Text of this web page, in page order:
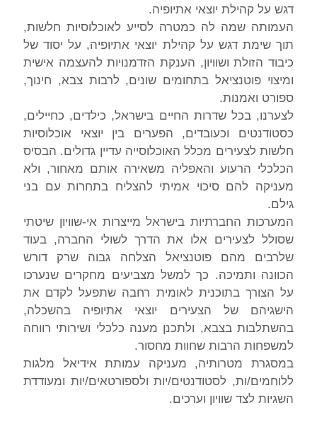
דגש על קהילת יוצאי אתיופיה.
העמותה שמה לה כמטרה לסייע לאוכלוסיות חלשות,
תוך שימת דגש על קהילת יוצאי אתיופיה, על יסוד של
כיבוד הזולת ושוויון, הענקת הזדמנויות להעצמה אישית
ומיצוי פוטנציאל בתחומים שונים, לרבות צבא, חינוך,
ספורט ואמנות.
לצערנו, בכל שדרות החיים בישראל, כילדים, כחיילים,
כסטודנטים וכעובדים, הפערים בין יוצאי אוכלוסיות
חלשות לצעירים מכלל האוכלוסייה עדיין גדולים. הבסיס
הכלכלי הרעוע והאפליה משאירה אותם מאחור, ולא
מעניקה להם סיכוי אמיתי להצליח בתחרות עם בני
גילם.
המערכות החברתיות בישראל מייצרות אי-שוויון שיטתי
שסולל לצעירים אלו את הדרך לשולי החברה, בעוד
שלרבים מהם פוטנציאל הצלחה גבוה שרק דורש
הכוונה ותמיכה. כך למשל מצביעים מחקרים שנערכו
על הצורך בתוכנית לאומית רחבה שתפעל לקדם את
הישגיהם של הצעירים יוצאי אתיופיה בהשכלה,
בהשתלבות בצבא, ולתכנן מענה כלכלי ושירותי רווחה
למשפחות הרבות שחוות מחסור.
במסגרת מטרותיה, מעניקה עמותת אידיאל מלגות
ללוחמים/ות, לסטודנטים/יות ולספורטאים/יות ומעודדת
השגיות לצד שוויון וערכים.